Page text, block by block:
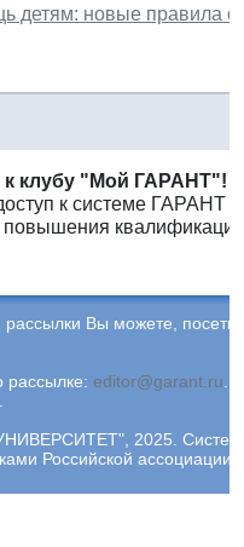
детям: новые правила
к клубу "Мой ГАРАНТ"!
к системе ГАРАНТ
Вы можете,
editor@garant.ru
2025. Система
Российской